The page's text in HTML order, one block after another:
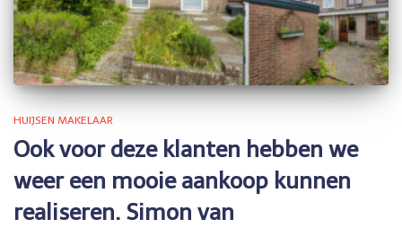
HUIJSEN MAKELAAR
Ook voor deze klanten hebben we
weer een mooie aankoop kunnen
realiseren. Simon van